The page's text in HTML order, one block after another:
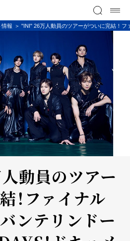
情報 "INI" 26万人動員のツアーがついに完結！
動員のツアー
！ファイナル
ンテリンドー